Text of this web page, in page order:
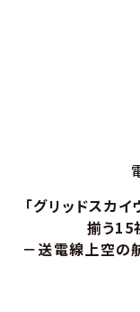
「グリッドスカ
揃う15
－送電線上空の